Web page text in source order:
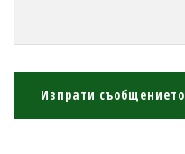
Изпрати съобщението